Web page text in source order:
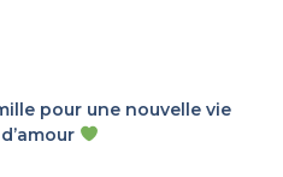
pour une nouvelle vie